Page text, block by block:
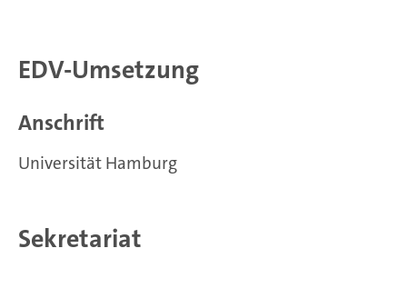
EDV-Umsetzung
Anschrift
Universität Hamburg
Sekretariat